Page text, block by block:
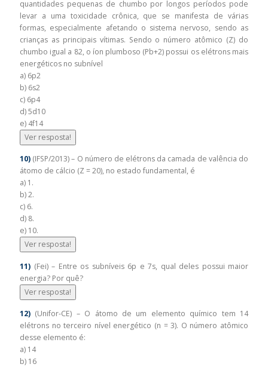
quantidades pequenas de chumbo por longos períodos pode
levar a uma toxicidade crônica, que se manifesta de várias
formas, especialmente afetando o sistema nervoso, sendo as
crianças as principais vítimas. Sendo o número atômico (Z) do
chumbo igual a 82, o íon plumboso (Pb+2) possui os elétrons mais
energéticos no subnível
a) 6p2
b) 6s2
c) 6p4
d) 5d10
e) 4f14
Ver resposta!
10) (IFSP/2013) – O número de elétrons da camada de valência do
átomo de cálcio (Z = 20), no estado fundamental, é
a) 1.
b) 2.
c) 6.
d) 8.
e) 10.
Ver resposta!
11) (Fei) – Entre os subníveis 6p e 7s, qual deles possui maior
energia? Por quê?
Ver resposta!
12) (Unifor-CE) – O átomo de um elemento químico tem 14
elétrons no terceiro nível energético (n = 3). O número atômico
desse elemento é:
a) 14
b) 16